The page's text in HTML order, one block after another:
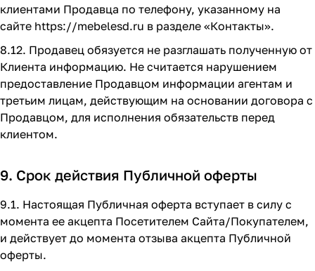
клиентами Продавца по телефону, указанному на
сайте https://mebelesd.ru в разделе «Контакты».
8.12. Продавец обязуется не разглашать полученную от
Клиента информацию. Не считается нарушением
предоставление Продавцом информации агентам и
третьим лицам, действующим на основании договора с
Продавцом, для исполнения обязательств перед
клиентом.
9. Срок действия Публичной оферты
9.1. Настоящая Публичная оферта вступает в силу с
момента ее акцепта Посетителем Сайта/Покупателем,
и действует до момента отзыва акцепта Публичной
оферты.